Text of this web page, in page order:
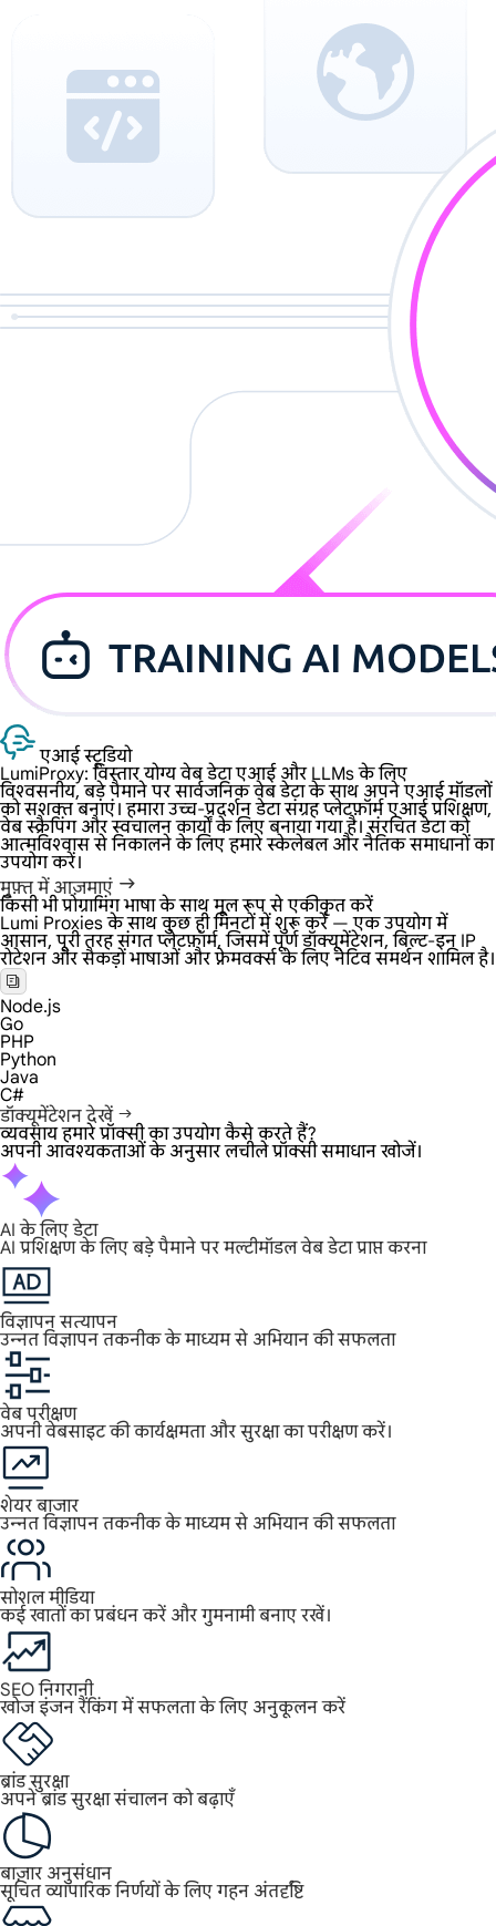
एआई स्टूडियो
LumiProxy: विस्तार योग्य वेब डेटाएआई और LLMs के लिए
विश्वसनीय, बड़े पैमाने पर सार्वजनिक वेब डेटा के साथ अपने एआई मॉडलों
को सशक्त बनाएं। हमारा उच्च-प्रदर्शन डेटा संग्रह प्लेटफ़ॉर्म एआई प्रशिक्षण,
वेब स्क्रैपिंग और स्वचालन कार्यों के लिए बनाया गया है। संरचित डेटा को
आत्मविश्वास से निकालने के लिए हमारे स्केलेबल और नैतिक समाधानों का
उपयोग करें।
मुफ़्त में आज़माएं
किसी भी प्रोग्रामिंग भाषा के साथ मूल रूप से एकीकृत करें
Lumi Proxies के साथ कुछ ही मिनटों में शुरू करें — एक उपयोग में
आसान, पूरी तरह संगत प्लेटफ़ॉर्म, जिसमें पूर्ण डॉक्यूमेंटेशन, बिल्ट-इन IP
रोटेशन और सैकड़ों भाषाओं और फ़्रेमवर्क्स के लिए नेटिव समर्थन शामिल है।
Node.js
Go
PHP
Python
Java
C#
डॉक्यूमेंटेशन देखें
व्यवसाय हमारे प्रॉक्सी का उपयोग कैसे करते हैं?
अपनी आवश्यकताओं के अनुसार लचीले प्रॉक्सी समाधान खोजें।
AI के लिए डेटा
AI प्रशिक्षण के लिए बड़े पैमाने पर मल्टीमॉडल वेब डेटा प्राप्त करना
विज्ञापन सत्यापन
उन्नत विज्ञापन तकनीक के माध्यम से अभियान की सफलता
वेब परीक्षण
अपनी वेबसाइट की कार्यक्षमता और सुरक्षा का परीक्षण करें।
शेयर बाजार
उन्नत विज्ञापन तकनीक के माध्यम से अभियान की सफलता
सोशल मीडिया
कई खातों का प्रबंधन करें और गुमनामी बनाए रखें।
SEO निगरानी
खोज इंजन रैंकिंग में सफलता के लिए अनुकूलन करें
ब्रांड सुरक्षा
अपने ब्रांड सुरक्षा संचालन को बढ़ाएँ
बाज़ार अनुसंधान
सूचित व्यापारिक निर्णयों के लिए गहन अंतर्दृष्टि